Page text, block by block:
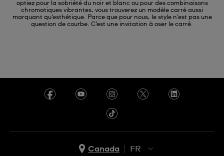
optiez pour la sobriété du noir et blanc ou pour des combinaisons
chromatiques vibrantes, vous trouverez un modèle carré aussi
marquant qu’esthétique. Parce que pour nous, le style n’est pas une
question de courbe. C’est une invitation à oser le carré.
Canada
FR